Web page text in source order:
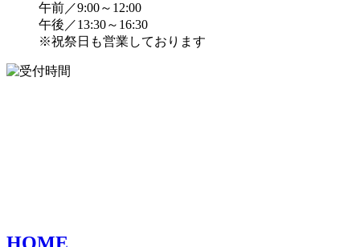
午前／9:00～12:00
午後／13:30～16:30
※祝祭日も営業しております